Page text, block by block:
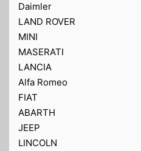
Daimler
LAND ROVER
MINI
MASERATI
LANCIA
Alfa Romeo
FIAT
ABARTH
JEEP
LINCOLN